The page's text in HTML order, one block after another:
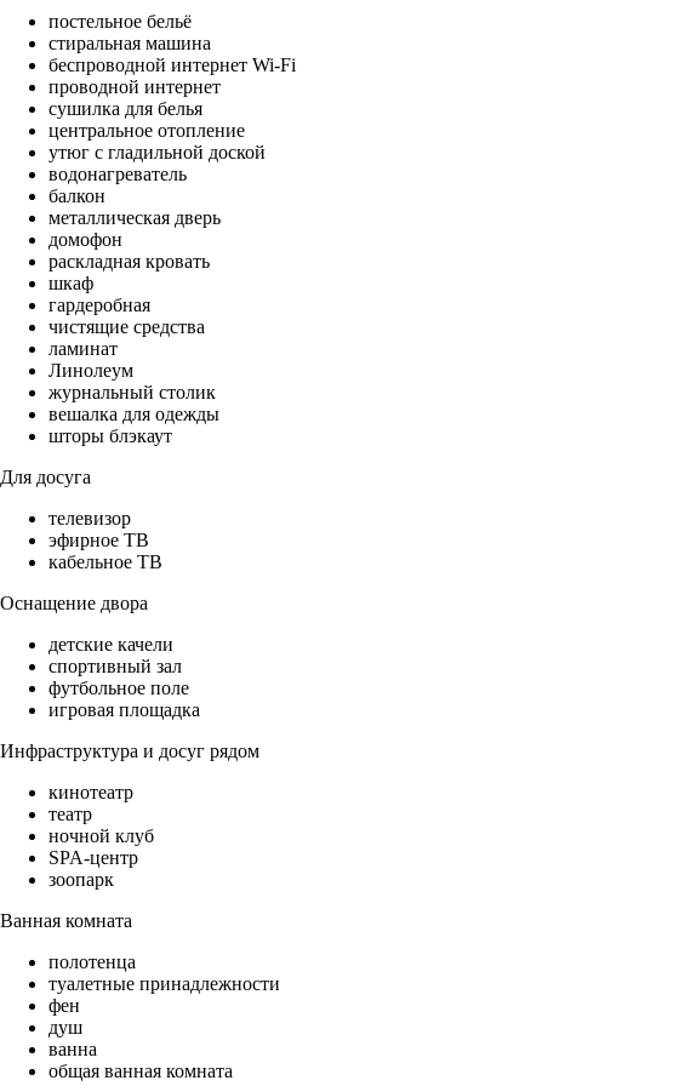
постельное бельё
стиральная машина
беспроводной интернет Wi-Fi
проводной интернет
сушилка для белья
центральное отопление
утюг с гладильной доской
водонагреватель
балкон
металлическая дверь
домофон
раскладная кровать
шкаф
гардеробная
чистящие средства
ламинат
Линолеум
журнальный столик
вешалка для одежды
шторы блэкаут
Для досуга
телевизор
эфирное ТВ
кабельное ТВ
Оснащение двора
детские качели
спортивный зал
футбольное поле
игровая площадка
Инфраструктура и досуг рядом
кинотеатр
театр
ночной клуб
SPA-центр
зоопарк
Ванная комната
полотенца
туалетные принадлежности
фен
душ
ванна
общая ванная комната